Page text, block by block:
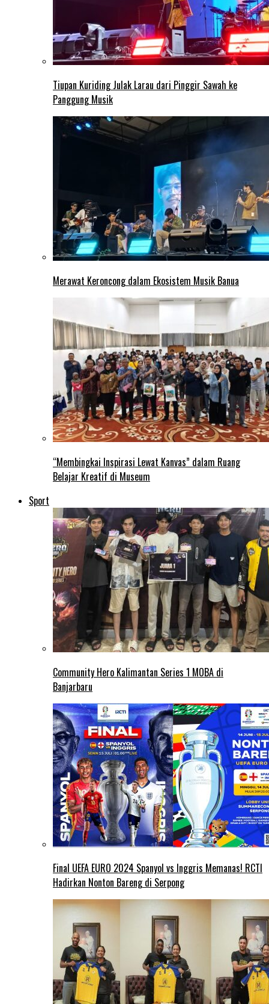
Tiupan Kuriding Julak Larau dari Pinggir Sawah ke
Panggung Musik
Merawat Keroncong dalam Ekosistem Musik Banua
“Membingkai Inspirasi Lewat Kanvas” dalam Ruang
Belajar Kreatif di Museum
Sport
Community Hero Kalimantan Series 1 MOBA di
Banjarbaru
Final UEFA EURO 2024 Spanyol vs Inggris Memanas! RCTI
Hadirkan Nonton Bareng di Serpong